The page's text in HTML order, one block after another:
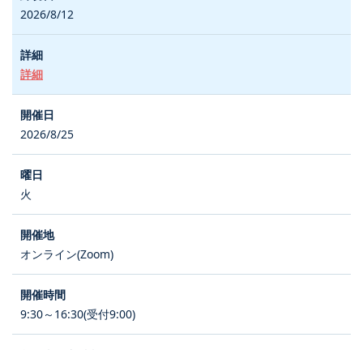
2026/8/12
詳細
2026/8/25
火
オンライン(Zoom)
9:30～16:30(受付9:00)